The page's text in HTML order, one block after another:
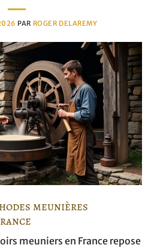
PAR ROGER DELAREMY
meunières
meuniers en France repose